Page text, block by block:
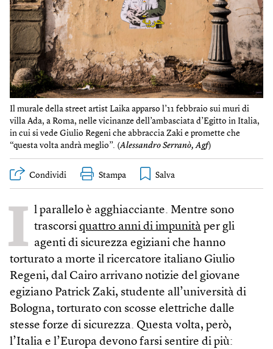
Il murale della street artist Laika apparso l’11 febbraio sui muri di
villa Ada, a Roma, nelle vicinanze dell’ambasciata d’Egitto in Italia,
in cui si vede Giulio Regeni che abbraccia Zaki e promette che
“questa volta andrà meglio”. (Alessandro Serranò, Agf)
Condividi Stampa
I l parallelo è agghiacciante. Mentre sono
trascorsi quattro anni di impunità per gli
agenti di sicurezza egiziani che hanno
torturato a morte il ricercatore italiano Giulio
Regeni, dal Cairo arrivano notizie del giovane
egiziano Patrick Zaki, studente all’università di
Bologna, torturato con scosse elettriche dalle
stesse forze di sicurezza. Questa volta, però,
l’Italia e l’Europa devono farsi sentire di più: